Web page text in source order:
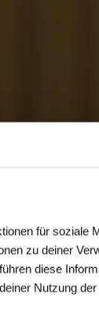
für soziale
zu deiner
diese
Nutzung